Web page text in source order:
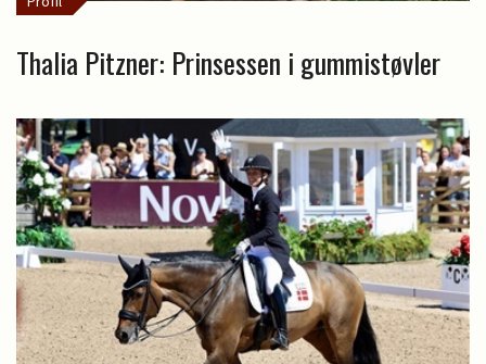
Thalia Pitzner: Prinsessen i gummistøvler